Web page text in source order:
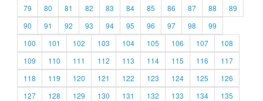
79
80 81 82 83 84 85 86 87 88
89
90
91 92 93 94 95 96 97 98
99
100
101 102 103 104 105 106 107
108
109
110 111 112 113 114 115 116
117
118
119 120 121 122 123 124 125
126
127
128 129 130 131 132 133 134
135